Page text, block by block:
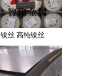
镍丝 高纯镍丝